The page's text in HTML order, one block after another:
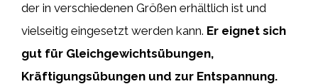
der in verschiedenen Größen erhältlich ist und
vielseitig eingesetzt werden kann. Er eignet sich
gut für Gleichgewichtsübungen,
Kräftigungsübungen und zur Entspannung.